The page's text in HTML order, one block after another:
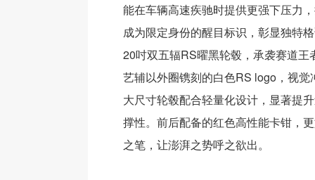
能在车辆高速疾驰时提供更强下压力
成为限定身份的醒目标识，彰显独特
20吋双五辐RS曜黑轮毂，承袭赛道王
艺辅以外圈镌刻的白色RS logo，视觉
大尺寸轮毂配合轻量化设计，显著提
撑性。前后配备的红色高性能卡钳，
之笔，让澎湃之势呼之欲出。